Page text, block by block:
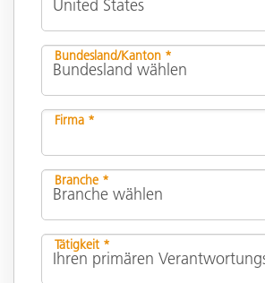
Bundesland/Kanton *
Firma *
Branche *
Tätigkeit *